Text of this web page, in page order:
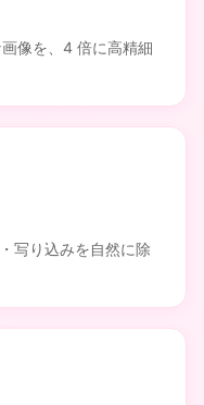
像を、4 倍に高精細
写り込みを自然に除